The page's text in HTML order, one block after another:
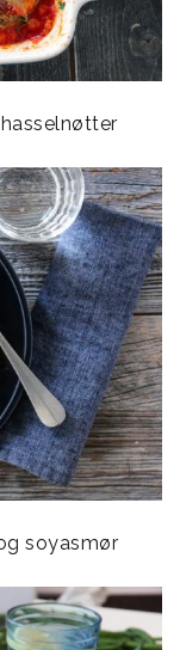
soyasmør